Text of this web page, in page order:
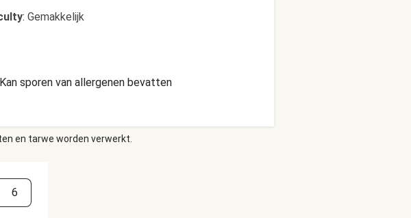
: Gemakkelijk
Kan sporen van allergenen bevatten
en tarwe worden verwerkt.
6